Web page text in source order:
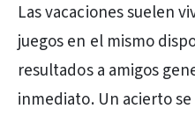
Las vacaciones suelen
juegos en el mismo
resultados a amigos
inmediato. Un acierto